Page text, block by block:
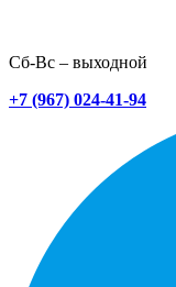
Сб-Вс – выходной
+7 (967) 024-41-94